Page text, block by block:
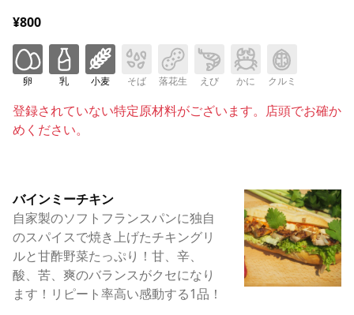
¥800
卵 乳 小麦 そば 落花生 えび かに クルミ
登録されていない特定原材料がございます。店頭でお確か
めください。
バインミーチキン
自家製のソフトフランスパンに独自
のスパイスで焼き上げたチキングリ
ルと甘酢野菜たっぷり！甘、辛、
酸、苦、爽のバランスがクセになり
ます！リピート率高い感動する1品！